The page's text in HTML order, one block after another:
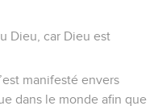
Dieu, car Dieu est
manifesté envers
dans le monde afin que